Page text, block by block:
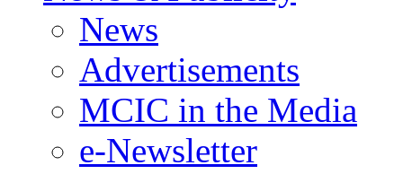
News
Advertisements
MCIC in the Media
e-Newsletter